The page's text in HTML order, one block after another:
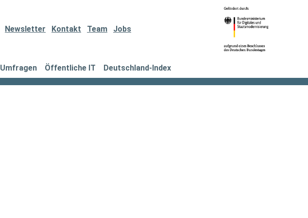
Newsletter Kontakt Team Jobs
Umfragen Öffentliche IT Deutschland-Index